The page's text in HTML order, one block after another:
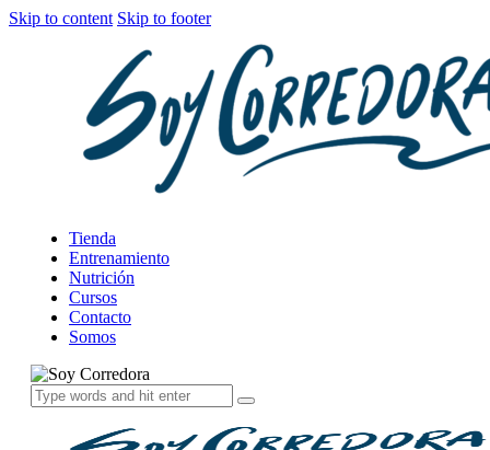
Skip to content Skip to footer
Tienda
Entrenamiento
Nutrición
Cursos
Contacto
Somos